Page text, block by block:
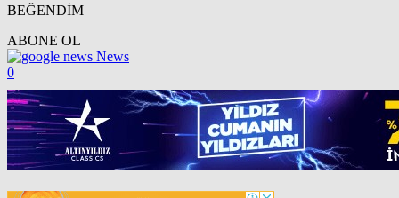
BEĞENDİM
ABONE OL
News
0